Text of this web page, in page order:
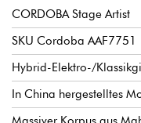
CORDOBA Stage Artist
SKU Cordoba AAF7751
Hybrid-Elektro-/
In China hergestelltes